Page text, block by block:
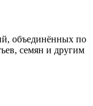
объединённых по
семян и другим